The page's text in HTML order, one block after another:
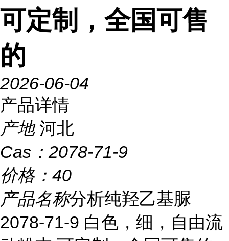
可定制，全国可售
的
2026-06-04
产品详情
产地 河北
Cas： 2078-71-9
价格： 40
产品名称分析纯羟乙基脲
2078-71-9 白色，细，自由流